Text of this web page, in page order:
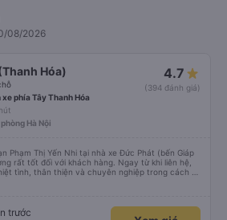
08/2026
Hóa) 4.7
(394 đánh giá)
xe phía Tây Thanh Hóa
Hà Nội
Phạm Thị Yến Nhi tại nhà xe Đức Phát (bến Giáp
rất tốt đối với khách hàng. Ngay từ khi liên hệ,
tình, thân thiện và chuyên nghiệp trong cách tư
giải đáp rõ ràng, nhanh chóng, giúp khách hàng
xác nhận thông tin đến nhắc nhở giờ xe chạy.
trước